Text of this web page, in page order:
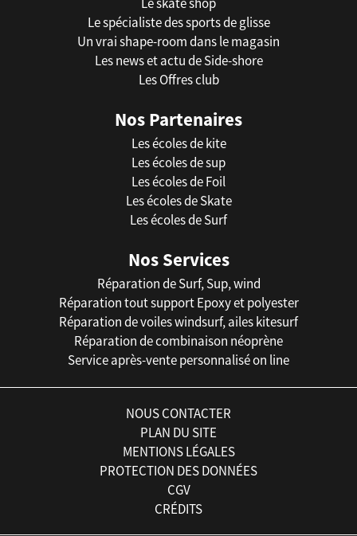
Le spécialiste des sports de glisse
Un vrai shape-room dans le magasin
Les news et actu de Side-shore
Les Offres club
Nos Partenaires
Les écoles de kite
Les écoles de sup
Les écoles de Foil
Les écoles de Skate
Les écoles de Surf
Nos Services
Réparation de Surf, Sup, wind
Réparation tout support Epoxy et polyester
Réparation de voiles windsurf, ailes kitesurf
Réparation de combinaison néoprène
Service après-vente personnalisé on line
NOUS CONTACTER
PLAN DU SITE
MENTIONS LÉGALES
PROTECTION DES DONNÉES
CGV
CRÉDITS